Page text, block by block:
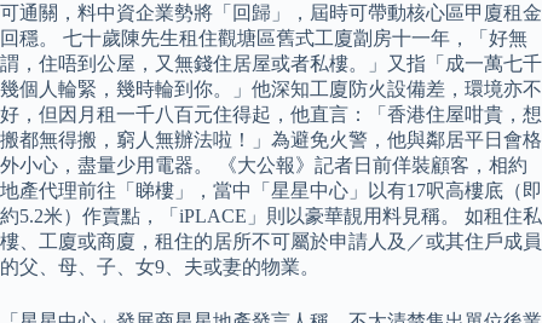
可通關，料中資企業勢將「回歸」，屆時可帶動核心區甲廈租金
回穩。 七十歲陳先生租住觀塘區舊式工廈劏房十一年，「好無
謂，住唔到公屋，又無錢住居屋或者私樓。」又指「成一萬七千
幾個人輪緊，幾時輪到你。」他深知工廈防火設備差，環境亦不
好，但因月租一千八百元住得起，他直言：「香港住屋咁貴，想
搬都無得搬，窮人無辦法啦！」為避免火警，他與鄰居平日會格
外小心，盡量少用電器。 《大公報》記者日前佯裝顧客，相約
地產代理前往「睇樓」，當中「星星中心」以有17呎高樓底（即
約5.2米）作賣點，「iPLACE」則以豪華靚用料見稱。 如租住私
樓、工廈或商廈，租住的居所不可屬於申請人及／或其住戶成員
的父、母、子、女9、夫或妻的物業。